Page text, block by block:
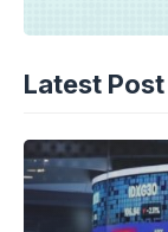
Latest Post